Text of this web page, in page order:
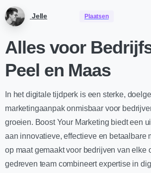
Jelle Plaatsen
Alles voor
Peel en Maas
In het digitale tijdperk is een sterke,
marketingaanpak onmisbaar voor
groeien. Boost Your Marketing biedt een
aan innovatieve, effectieve en betaalbare
op maat gemaakt voor bedrijven van elke
gedreven team combineert expertise in